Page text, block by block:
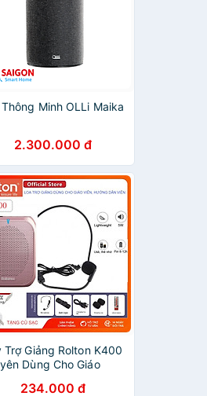
Thông Minh OLLi Maika
2.300.000 đ
Trợ Giảng Rolton K400
Dùng Cho Giáo
Nhỏ Gọn, Công Suất
234.000 đ